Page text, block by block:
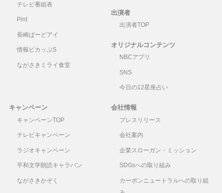
テレビ番組表
Pint
長崎ばーどアイ
情報ピカッぷS
ながさきミライ食堂
出演者
出演者TOP
オリジナルコンテンツ
NBCアプリ
SNS
今日の12星座占い
キャンペーン
キャンペーンTOP
テレビキャンペーン
ラジオキャンペーン
平和文学朗読キャラバン
ながさきかぞく
会社情報
プレスリリース
会社案内
企業スローガン・ミッション
SDGsへの取り組み
カーボンニュートラルへの取り組